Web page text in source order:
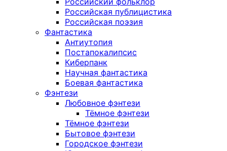
Российская публицистика
Российская поэзия
Фантастика
Антиутопия
Постапокалипсис
Киберпанк
Научная фантастика
Боевая фантастика
Фэнтези
Любовное фэнтези
Тёмное фэнтези
Тёмное фэнтези
Бытовое фэнтези
Городское фэнтези